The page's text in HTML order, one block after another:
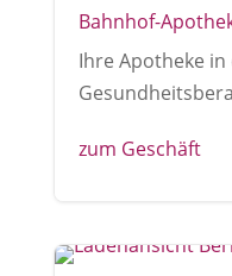
Bahnhof-
Ihre Apotheke
zum Geschäft